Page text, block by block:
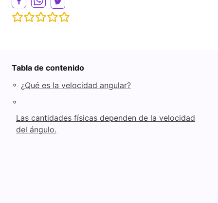
Tabla de contenido
◦ ¿Qué es la velocidad angular?
◦
Las cantidades físicas dependen de la velocidad
del ángulo.